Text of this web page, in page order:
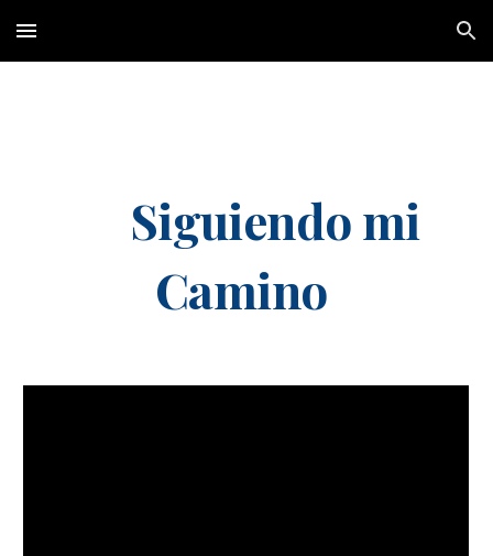
Skip to main content Skip to navigation
Siguiendo mi
Camino